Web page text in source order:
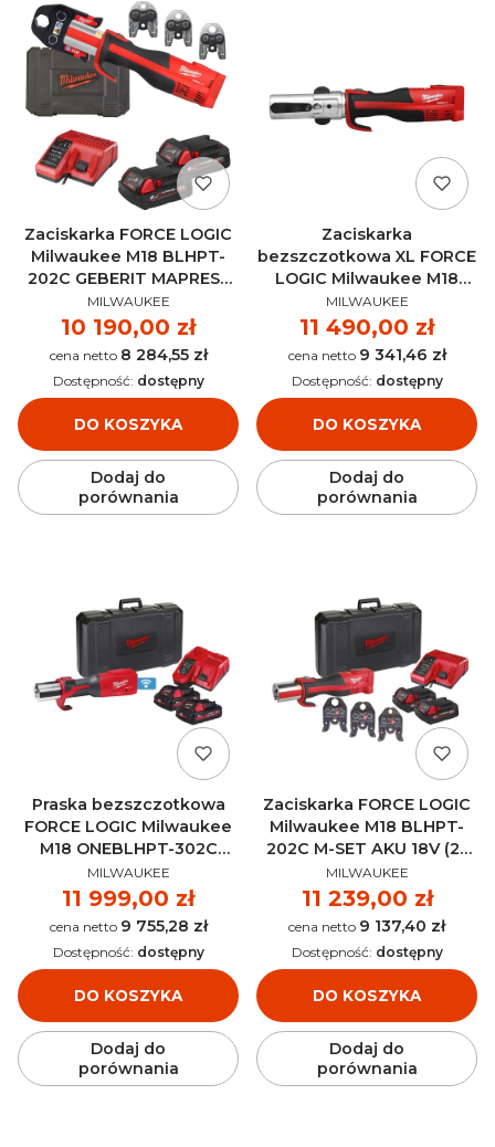
Zaciskarka FORCE LOGIC
Milwaukee M18 BLHPT-
202C GEBERIT MAPRESS
SET AKU 18V (2x 2.0 Ah) -
4933480903
PRODUCENT
MILWAUKEE
Cena
10 190,00 zł
Cena 8 284,55 zł
DO KOSZYKA
Dostępność: dostępny
Dodaj do
porównania
Zaciskarka
bezszczotkowa XL FORCE
LOGIC Milwaukee M18
BLHPTXL-0P AKU 18V (bez
aku) - 4933479440
PRODUCENT
MILWAUKEE
Cena
11 490,00 zł
Cena 9 341,46 zł
DO KOSZYKA
Dostępność: dostępny
Dodaj do
porównania
Praska bezszczotkowa
FORCE LOGIC Milwaukee
M18 ONEBLHPT-302C
GEBERIT MAPRESS SET
AKU 18V (2x 3.0 Ah) -
4933480904
PRODUCENT
MILWAUKEE
Cena
11 999,00 zł
Cena 9 755,28 zł
DO KOSZYKA
Dostępność: dostępny
Dodaj do
porównania
Zaciskarka FORCE LOGIC
Milwaukee M18 BLHPT-
202C M-SET AKU 18V (2x
2.0 Ah) - 4933451133
PRODUCENT
MILWAUKEE
Cena
11 239,00 zł
Cena 9 137,40 zł
DO KOSZYKA
Dostępność: dostępny
Dodaj do
porównania